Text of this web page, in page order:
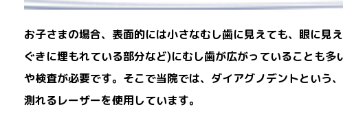
お子さまの場合、表面的には小さなむし歯に見えても、眼に見
ぐきに埋もれている部分など)にむし歯が広がっていることも多
や検査が必要です。そこで当院では、ダイアグノデントという
測れるレーザーを使用しています。